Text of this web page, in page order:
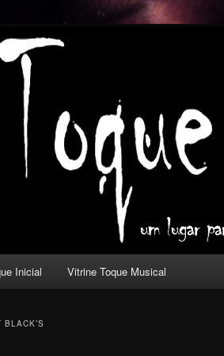
com outros olhos.
Inicial Vitrine Toque Musical
BLACK’S